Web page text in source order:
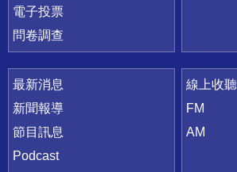
電子投票
問卷調查
最新消息
新聞報導
節目訊息
Podcast
線上收聽
FM
AM